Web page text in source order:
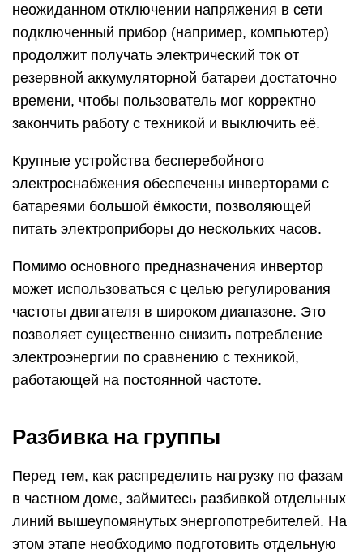
неожиданном отключении напряжения в сети
подключенный прибор (например, компьютер)
продолжит получать электрический ток от
резервной аккумуляторной батареи достаточно
времени, чтобы пользователь мог корректно
закончить работу с техникой и выключить её.
Крупные устройства бесперебойного
электроснабжения обеспечены инверторами с
батареями большой ёмкости, позволяющей
питать электроприборы до нескольких часов.
Помимо основного предназначения инвертор
может использоваться с целью регулирования
частоты двигателя в широком диапазоне. Это
позволяет существенно снизить потребление
электроэнергии по сравнению с техникой,
работающей на постоянной частоте.
Разбивка на группы
Перед тем, как распределить нагрузку по фазам
в частном доме, займитесь разбивкой отдельных
линий вышеупомянутых энергопотребителей. На
этом этапе необходимо подготовить отдельную